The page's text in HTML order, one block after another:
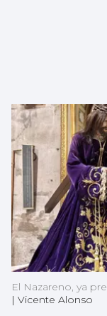
El Nazareno, ya
| Vicente Alonso